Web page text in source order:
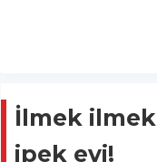
İlmek
ipek evi!